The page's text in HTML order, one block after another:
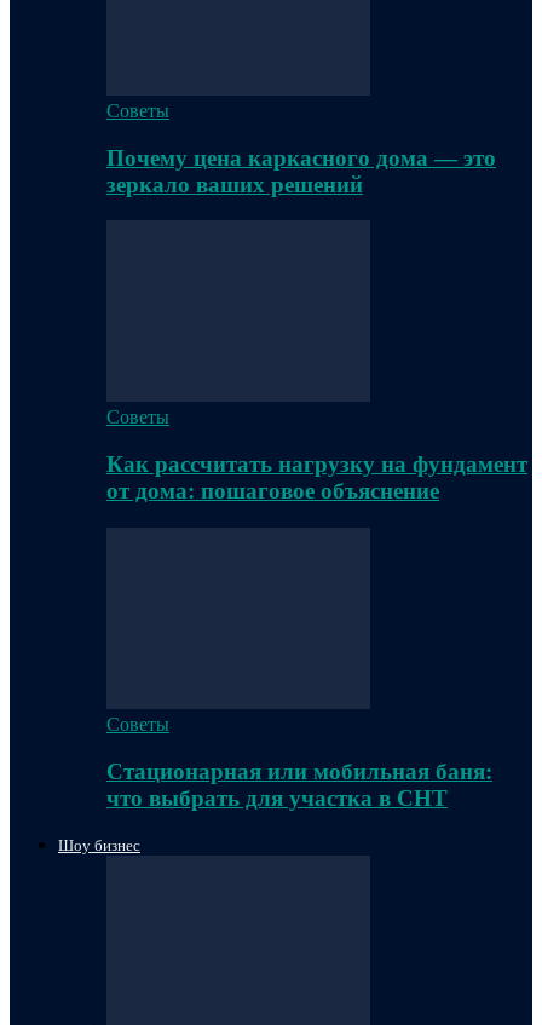
Советы
Почему цена каркасного дома — это
зеркало ваших решений
Советы
Как рассчитать нагрузку на фундамент
от дома: пошаговое объяснение
Советы
Стационарная или мобильная баня:
что выбрать для участка в СНТ
Шоу бизнес